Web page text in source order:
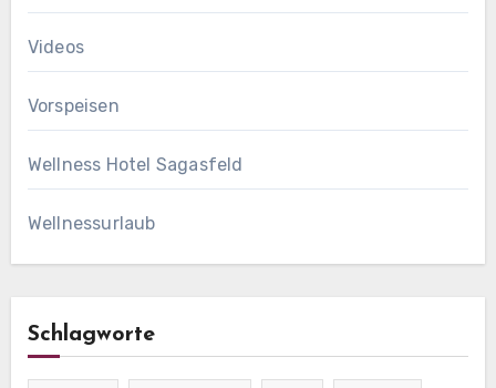
Videos
Vorspeisen
Wellness Hotel Sagasfeld
Wellnessurlaub
Schlagworte